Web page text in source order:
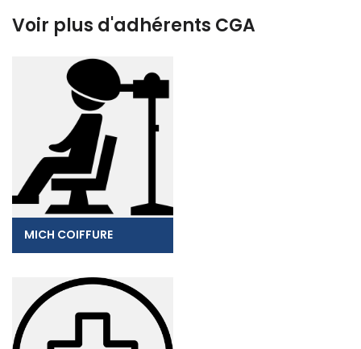
Voir plus d'adhérents CGA
MICH COIFFURE